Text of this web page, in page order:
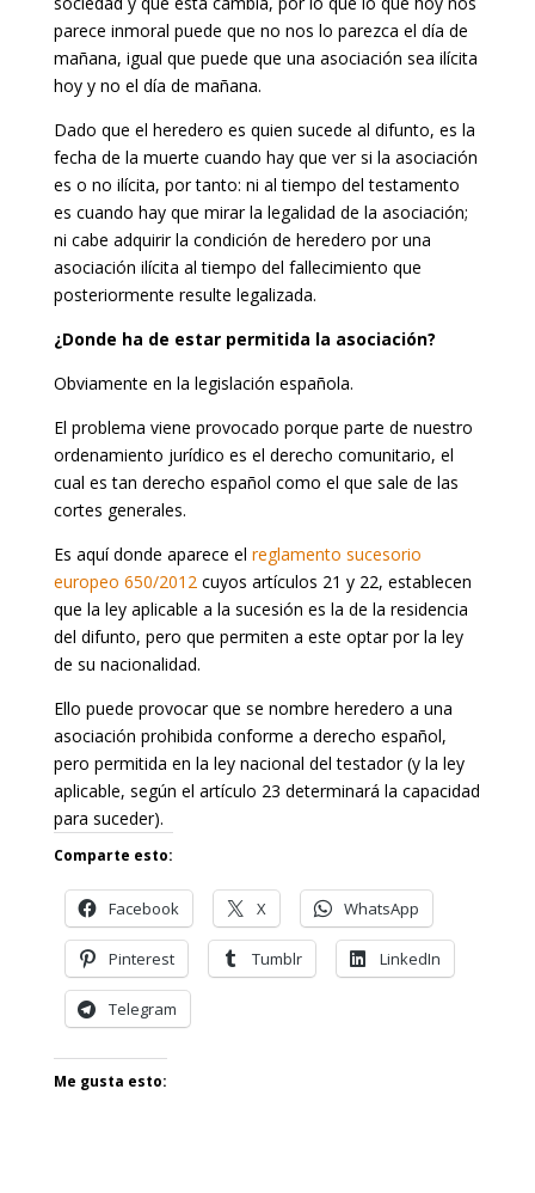
parece inmoral puede que no nos lo parezca el día de
mañana, igual que puede que una asociación sea ilícita
hoy y no el día de mañana.
Dado que el heredero es quien sucede al difunto, es la
fecha de la muerte cuando hay que ver si la asociación
es o no ilícita, por tanto: ni al tiempo del testamento
es cuando hay que mirar la legalidad de la asociación;
ni cabe adquirir la condición de heredero por una
asociación ilícita al tiempo del fallecimiento que
posteriormente resulte legalizada.
¿Donde ha de estar permitida la asociación?
Obviamente en la legislación española.
El problema viene provocado porque parte de nuestro
ordenamiento jurídico es el derecho comunitario, el
cual es tan derecho español como el que sale de las
cortes generales.
Es aquí donde aparece el reglamento sucesorio
europeo 650/2012cuyos artículos 21 y 22, establecen
que la ley aplicable a la sucesión es la de la residencia
del difunto, pero que permiten a este optar por la ley
de su nacionalidad.
Ello puede provocar que se nombre heredero a una
asociación prohibida conforme a derecho español,
pero permitida en la ley nacional del testador (y la ley
aplicable, según el artículo 23 determinará la capacidad
para suceder).
Comparte esto:
Facebook X WhatsApp
Pinterest Tumblr LinkedIn
Telegram
Me gusta esto: